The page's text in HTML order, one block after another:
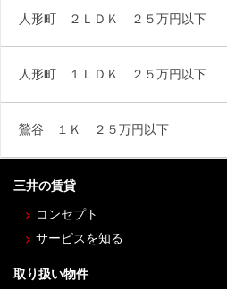
人形町 ２ＬＤＫ ２５万円以下
人形町 １ＬＤＫ ２５万円以下
鶯谷 １Ｋ ２５万円以下
三井の賃貸
コンセプト
サービスを知る
取り扱い物件